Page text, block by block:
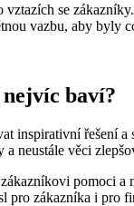
vztazích se
vazbu, aby byly
baví?
inspirativní řešení a
neustále věci
pomoci a
pro zákazníka i pro